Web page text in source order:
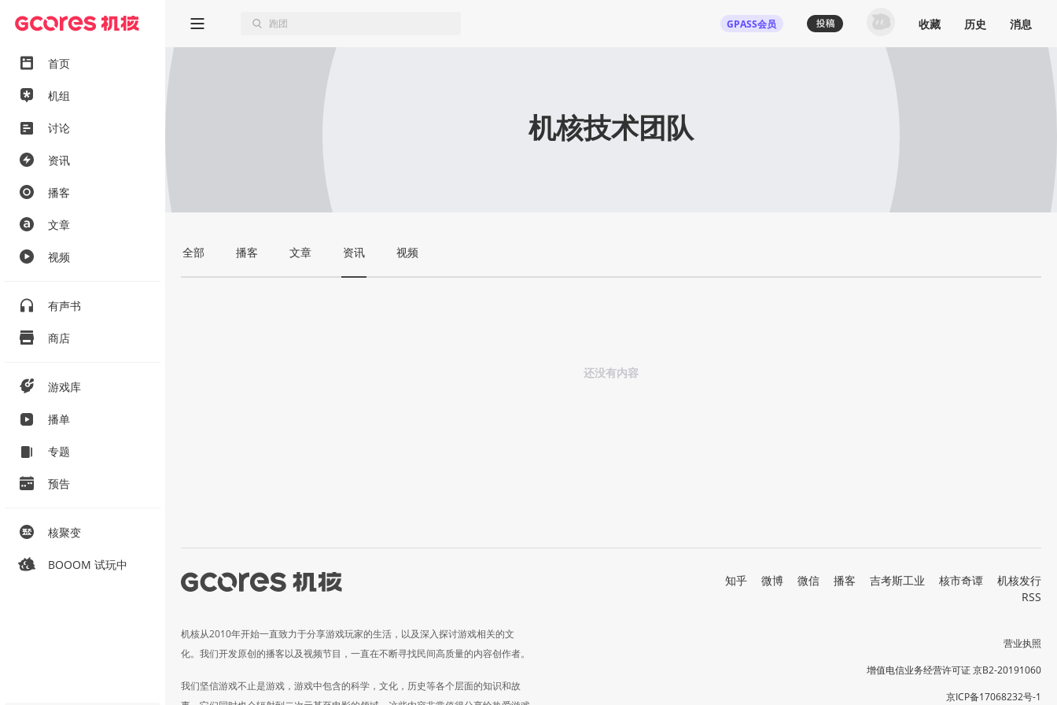
首页
机组
讨论
资讯
播客
文章
视频
有声书
商店
游戏库
播单
专题
预告
核聚变
BOOOM 试玩中
GPASS会员 收藏 历史 消息
机核技术团队
全部 播客 文章 资讯 视频
还没有内容
机核从2010年开始一直致力于分享游戏玩家的生活，以及深入探讨游戏相关的文
化。我们开发原创的播客以及视频节目，一直在不断寻找民间高质量的内容创作者。
我们坚信游戏不止是游戏，游戏中包含的科学，文化，历史等各个层面的知识和故
知乎 微博 微信 播客 吉考斯工业 核市奇谭
机核发行
RSS
营业执照
增值电信业务经营许可证 京B2-20191060
京ICP备17068232号-1